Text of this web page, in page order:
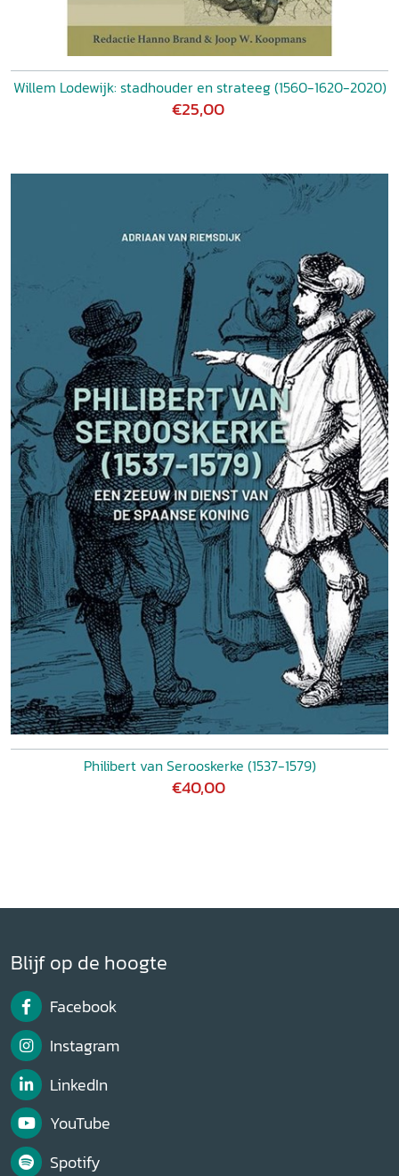
Willem Lodewijk: stadhouder en strateeg (1560-1620-2020)
€25,00
Philibert van Serooskerke (1537-1579)
€40,00
Blijf op de hoogte
Facebook
Instagram
LinkedIn
YouTube
Spotify